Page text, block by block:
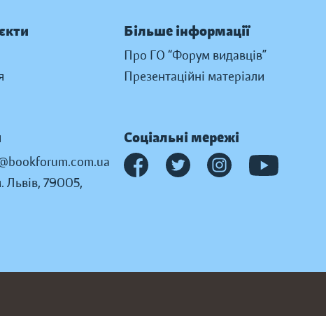
Більше інформації
Про ГО “Форум видавців”
Презентаційні матеріали
Львів, 79005,
Соціальні мережі